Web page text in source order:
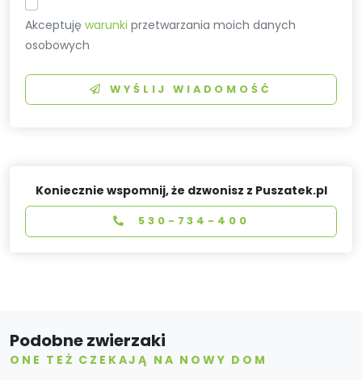
Akceptujęwarunki przetwarzania moich danych
osobowych
WYŚLIJ WIADOMOŚĆ
Koniecznie wspomnij, że dzwonisz z Puszatek.pl
530-734-400
Podobne zwierzaki
ONE TEŻ CZEKAJĄ NA NOWY DOM